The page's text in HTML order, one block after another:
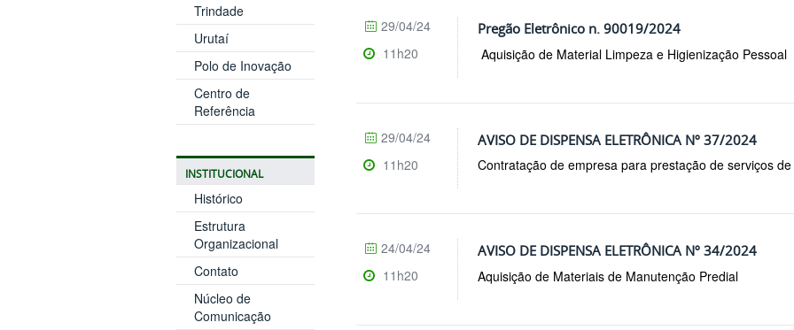
Trindade
Urutaí
Polo de Inovação
Centro de
Referência
INSTITUCIONAL
Histórico
Estrutura
Organizacional
Contato
Núcleo de
Comunicação
Pregão Eletrônico n. 90019/2024
Aquisição de Material Limpeza e Higienização Pessoal
29/04/24
11h20
AVISO DE DISPENSA ELETRÔNICA Nº 37/2024
Contratação de empresa para prestação de serviços
29/04/24
11h20
AVISO DE DISPENSA ELETRÔNICA Nº 34/2024
Aquisição de Materiais de Manutenção Predial
24/04/24
11h20